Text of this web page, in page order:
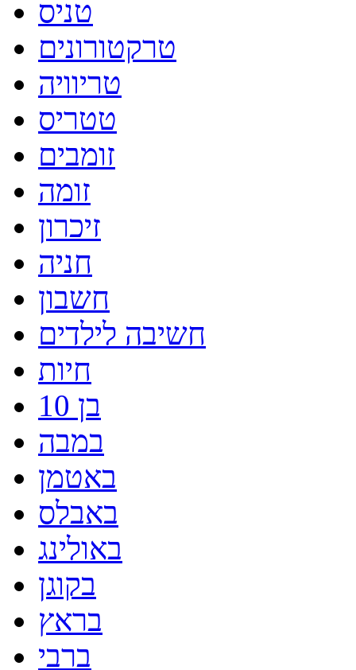
טניס
טרקטורונים
טריוויה
טטריס
זומבים
זומה
זיכרון
חניה
חשבון
חשיבה לילדים
חיות
בן 10
במבה
באטמן
באבלס
באולינג
בקוגן
בראץ
ברבי